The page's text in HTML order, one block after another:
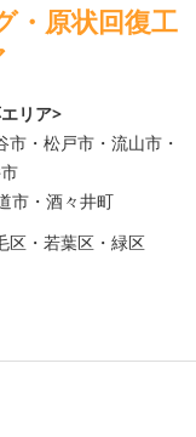
・原状回復工
リア>
・松戸市・流山市・
市・酒々井町
区・若葉区・緑区